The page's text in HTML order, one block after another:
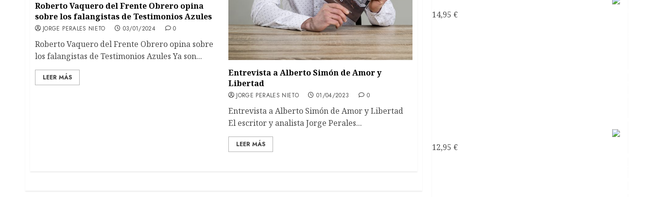
Roberto Vaquero del Frente Obrero opina
sobre los falangistas de Testimonios Azules
JORGE PERALES NIETO 03/01/2024 0
Roberto Vaquero del Frente Obrero opina sobre
los falangistas de Testimonios Azules Ya son...
LEER MÁS
Entrevista a Alberto Simón de Amor y
Libertad
JORGE PERALES NIETO 01/04/2023 0
Entrevista a Alberto Simón de Amor y Libertad
El escritor y analista Jorge Perales...
LEER MÁS
14,95 €
12,95 €